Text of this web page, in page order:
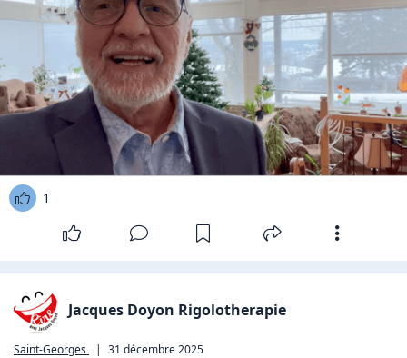
1
Jacques Doyon Rigolotherapie
Saint-Georges | 31 décembre 2025